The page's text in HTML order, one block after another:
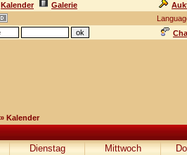
Kalender Galerie
» Kalender
Dienstag Mittwoch